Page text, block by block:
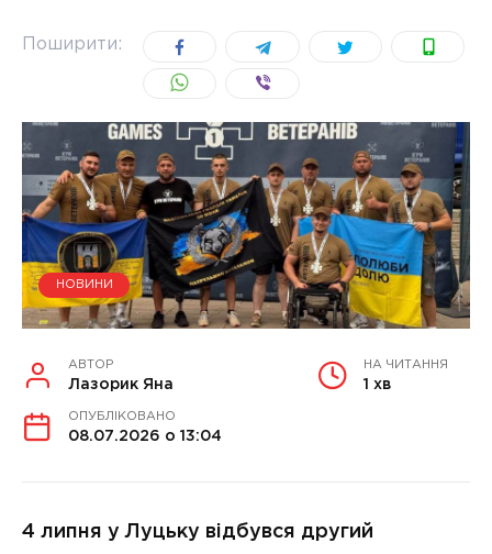
Поширити:
НОВИНИ
АВТОР
Лазорик Яна
НА ЧИТАННЯ
1 хв
ОПУБЛІКОВАНО
08.07.2026 о 13:04
4 липня у Луцьку відбувся другий